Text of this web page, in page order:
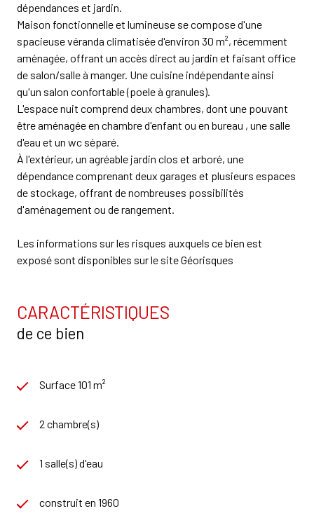
dépendances et jardin.
Maison fonctionnelle et lumineuse se compose d'une
spacieuse véranda climatisée d'environ 30 m², récemment
aménagée, offrant un accès direct au jardin et faisant office
de salon/salle à manger. Une cuisine indépendante ainsi
qu'un salon confortable (poele à granules).
L'espace nuit comprend deux chambres, dont une pouvant
être aménagée en chambre d'enfant ou en bureau , une salle
d'eau et un wc séparé.
À l'extérieur, un agréable jardin clos et arboré, une
dépendance comprenant deux garages et plusieurs espaces
de stockage, offrant de nombreuses possibilités
d'aménagement ou de rangement.
Les informations sur les risques auxquels ce bien est
exposé sont disponibles sur le siteGéorisques
CARACTÉRISTIQUES
de ce bien
Surface 101 m²
2 chambre(s)
1 salle(s) d'eau
construit en 1960